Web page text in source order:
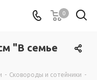
0
"В семье
- Сковороды и сотейники -